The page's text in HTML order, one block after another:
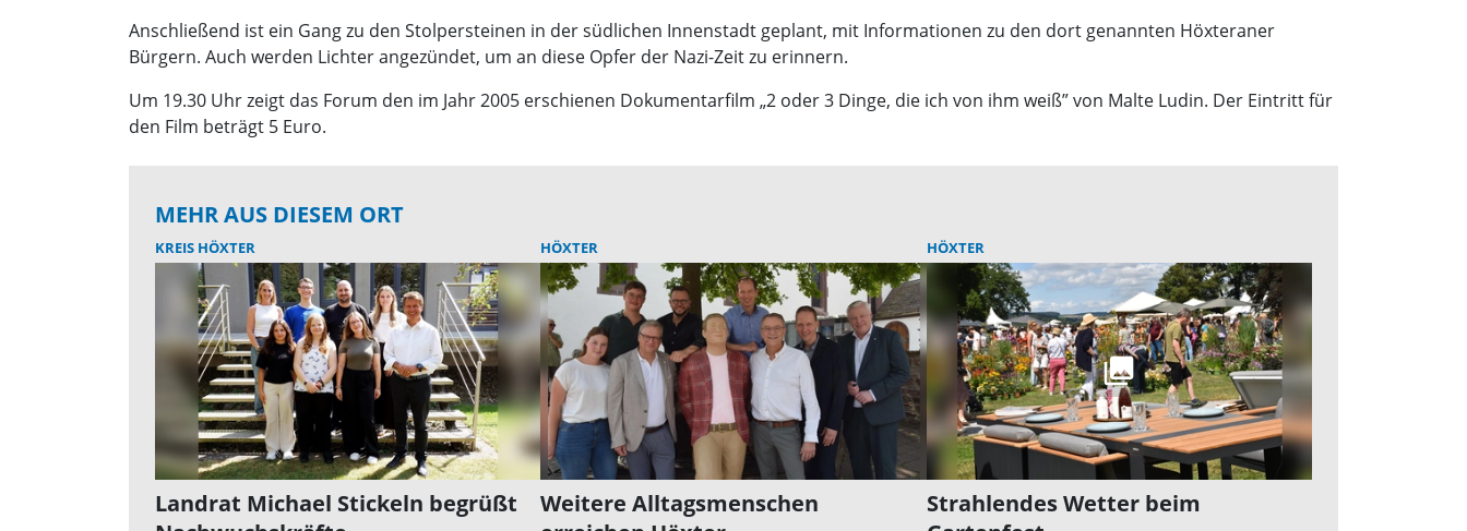
Anschließend ist ein Gang zu den Stolpersteinen in der südlichen Innenstadt geplant, mit Informationen zu den dort genannten Höxteraner
Bürgern. Auch werden Lichter angezündet, um an diese Opfer der Nazi-Zeit zu erinnern.
Um 19.30 Uhr zeigt das Forum den im Jahr 2005 erschienen Dokumentarfilm „2 oder 3 Dinge, die ich von ihm weiß” von Malte Ludin. Der Eintritt für
den Film beträgt 5 Euro.
MEHR AUS DIESEM ORT
KREIS HÖXTER
Landrat Michael Stickeln begrüßt
HÖXTER
Weitere Alltagsmenschen
HÖXTER
Strahlendes Wetter beim